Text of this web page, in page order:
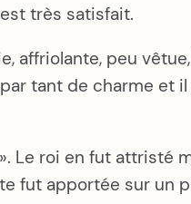
très satisfait.
affriolante, peu
tant de charme et
Le roi en fut attristé
fut apportée sur un